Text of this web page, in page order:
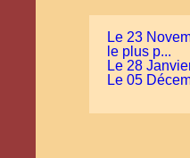
Le 23
le plus p...
Le 28
Le 05